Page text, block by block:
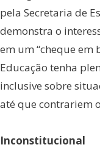
pela Secretaria de
demonstra o
em um “cheque em
Educação tenha
inclusive sobre
até que contrariem
Inconstitucional